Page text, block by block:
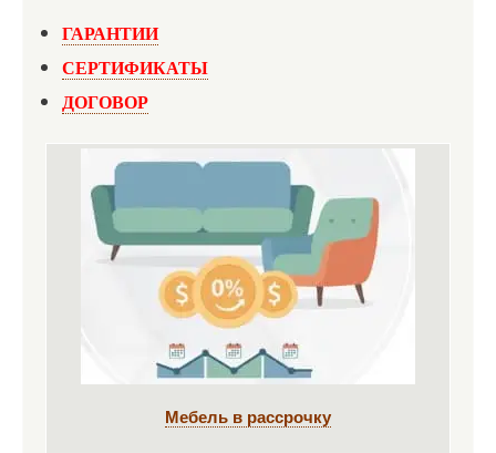
ГАРАНТИИ
СЕРТИФИКАТЫ
ДОГОВОР
Мебель в рассрочку